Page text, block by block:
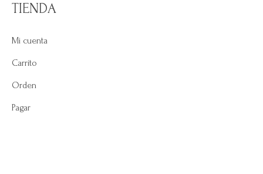
TIENDA
Mi cuenta
Carrito
Orden
Pagar